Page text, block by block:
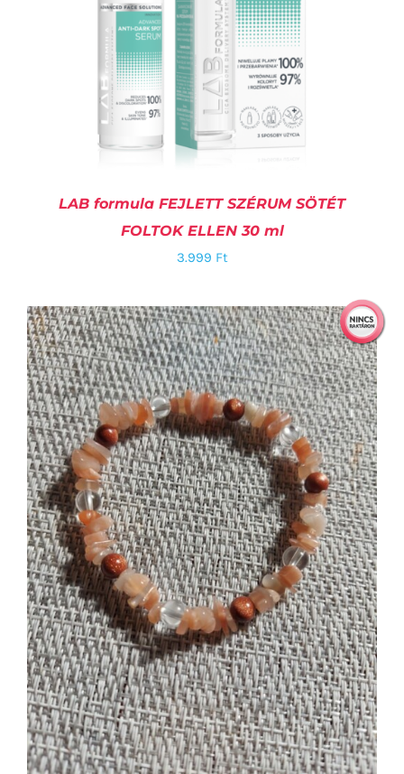
KOSÁRBA TESZEM / RÉSZLETEK
LAB formula FEJLETT SZÉRUM SÖTÉT
FOLTOK ELLEN 30 ml
3.999 Ft